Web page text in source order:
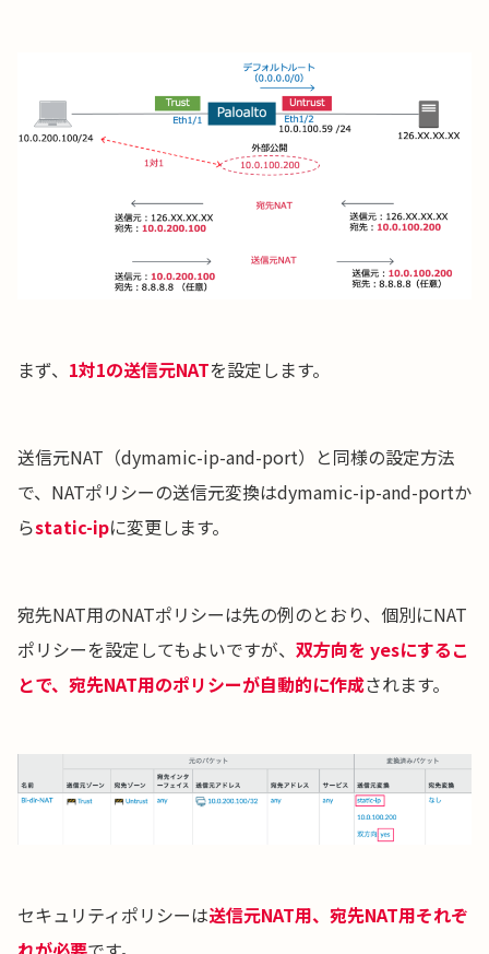
まず、 1対1の送信元NATを設定します。
送信元NAT（dymamic-ip-and-port）と同様の設定方法
で、NATポリシーの送信元変換はdymamic-ip-and-portか
らstatic-ipに変更します。
宛先NAT用のNATポリシーは先の例のとおり、個別にNAT
ポリシーを設定してもよいですが、 双方向を yesにするこ
とで、宛先NAT用のポリシーが自動的に作成されます。
セキュリティポリシーは送信元NAT用、宛先NAT用それぞ